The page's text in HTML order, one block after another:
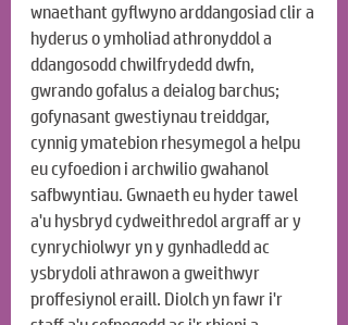
wnaethant gyflwyno arddangosiad clir a
hyderus o ymholiad athronyddol a
ddangosodd chwilfrydedd dwfn,
gwrando gofalus a deialog barchus;
gofynasant gwestiynau treiddgar,
cynnig ymatebion rhesymegol a helpu
eu cyfoedion i archwilio gwahanol
safbwyntiau. Gwnaeth eu hyder tawel
a'u hysbryd cydweithredol argraff ar y
cynrychiolwyr yn y gynhadledd ac
ysbrydoli athrawon a gweithwyr
proffesiynol eraill. Diolch yn fawr i'r